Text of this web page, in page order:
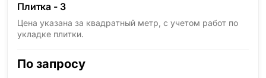
Плитка - 3
Цена указана за квадратный метр, с учетом работ по
укладке плитки.
По запросу